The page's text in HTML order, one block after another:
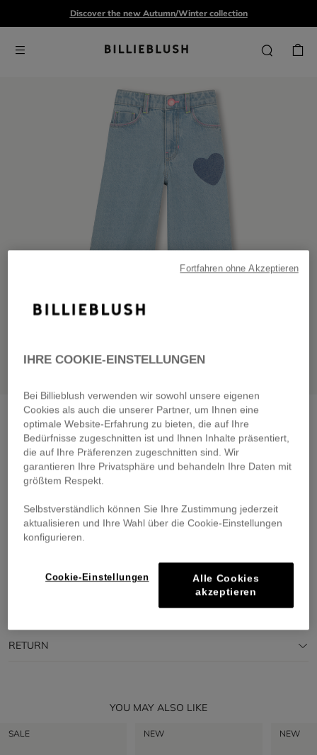
Discover the new Autumn/Winter collection
Denim trousersdouble stone+bleach
€ 59,00
Pay in 4 interest-free instalments
🔒 Secure payment & easy returns
DESCRIPTION
TRACEABILITY
RETURN
YOU MAY ALSO LIKE
SALE NEW NEW
IHRE COOKIE-EINSTELLUNGEN
Bei Billieblush verwenden wir sowohl unsere eigenen
Cookies als auch die unserer Partner, um Ihnen eine
optimale Website-Erfahrung zu bieten, die auf Ihre
Bedürfnisse zugeschnitten ist und Ihnen Inhalte präsentiert,
die auf Ihre Präferenzen zugeschnitten sind. Wir
garantieren Ihre Privatsphäre und behandeln Ihre Daten mit
größtem Respekt.
Selbstverständlich können Sie Ihre Zustimmung jederzeit
aktualisieren und Ihre Wahl über die Cookie-Einstellungen
konfigurieren.
Cookie-Einstellungen
Alle Cookies
akzeptieren
Fortfahren ohne Akzeptieren